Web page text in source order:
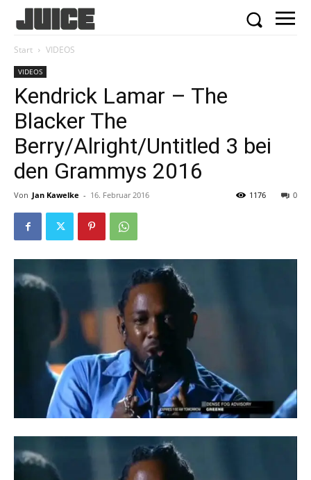
Start VIDEOS
VIDEOS
Kendrick Lamar – The
Blacker The
Berry/Alright/Untitled 3 bei
den Grammys 2016
Von Jan Kawelke - 16. Februar 2016 0
1176